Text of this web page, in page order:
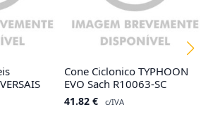
Cone Ciclonico TYPHOON
EVO Sach R10063-SC
41.82 € c/IVA